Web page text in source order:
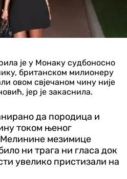
је у Монаку судбоносно
британском милионеру
овом свјечаном чину није
јер је закаснила.
да породица и
током њеног
Мелинине мезимице
ни трага ни гласа док
увелико пристизали на